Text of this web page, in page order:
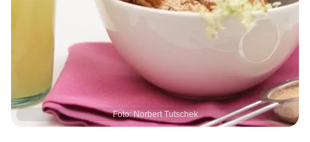
Foto: Norbert Tutschek